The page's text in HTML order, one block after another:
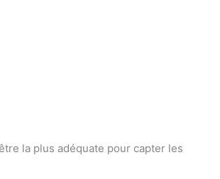
la plus adéquate pour capter les